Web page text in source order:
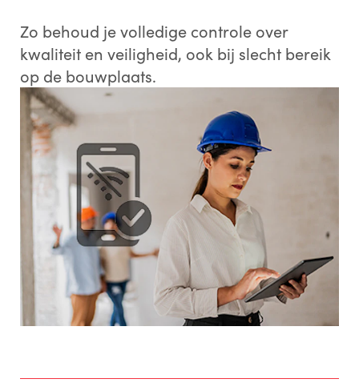
Zo behoud je volledige controle over
kwaliteit en veiligheid, ook bij slecht bereik
op de bouwplaats.